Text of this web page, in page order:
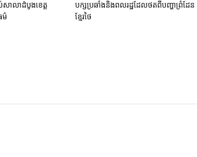
ាលាដំបូង​ខេត្ត​
ម៌
បក្ស​ប្រឆាំង​និង​ពលរដ្ឋ​ដែល​ថត​ពី​បញ្ហា​ព្រំដែន​
ខ្មែរ​ថៃ